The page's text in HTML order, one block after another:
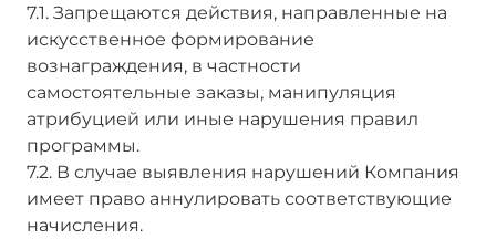
7.1. Запрещаются действия, направленные на
искусственное формирование
вознаграждения, в частности
самостоятельные заказы, манипуляция
атрибуцией или иные нарушения правил
программы.
7.2. В случае выявления нарушений Компания
имеет право аннулировать соответствующие
начисления.